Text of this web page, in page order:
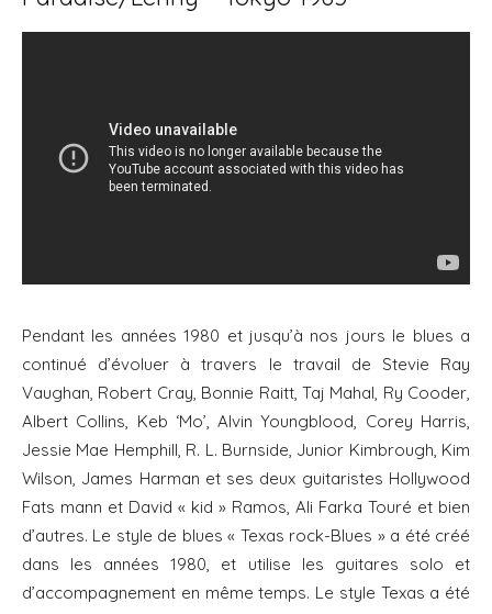
Pendant les années 1980 et jusqu’à nos jours le blues a
continué d’évoluer à travers le travail de Stevie Ray
Vaughan, Robert Cray, Bonnie Raitt, Taj Mahal, Ry Cooder,
Albert Collins, Keb ‘Mo’, Alvin Youngblood, Corey Harris,
Jessie Mae Hemphill, R. L. Burnside, Junior Kimbrough, Kim
Wilson, James Harman et ses deux guitaristes Hollywood
Fats mann et David « kid » Ramos, Ali Farka Touré et bien
d’autres. Le style de blues « Texas rock-Blues » a été créé
dans les années 1980, et utilise les guitares solo et
d’accompagnement en même temps. Le style Texas a été